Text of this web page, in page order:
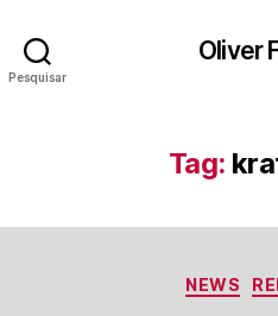
Pesquisar
Oliver
Tag:
NEWS